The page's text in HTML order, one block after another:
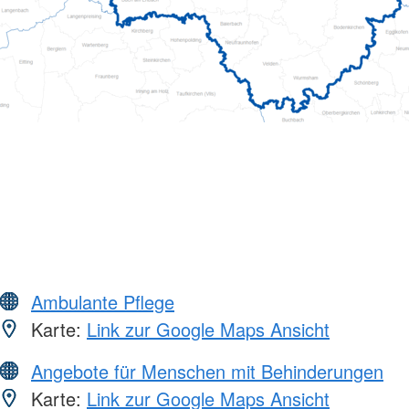
Ambulante Pflege
Karte: Link zur Google Maps Ansicht
Angebote für Menschen mit Behinderungen
Karte: Link zur Google Maps Ansicht